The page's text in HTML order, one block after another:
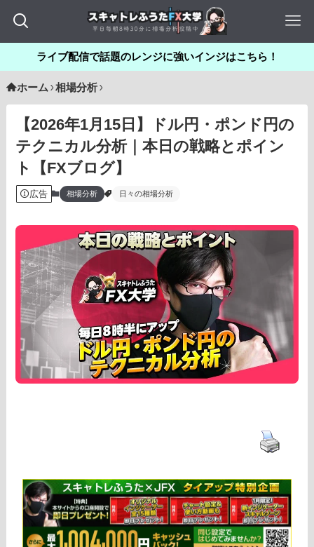
ライブ配信で話題のレンジに強いインジはこちら！
ホーム 相場分析
【2026年1月15日】ドル円・ポンド円の
テクニカル分析｜本日の戦略とポイン
ト【FXブログ】
広告 相場分析 日々の相場分析